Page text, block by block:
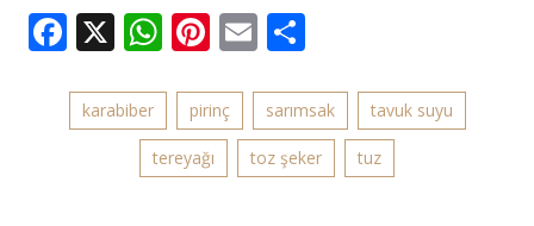
Facebook
X WhatsApp
Pinterest
Email
karabiber pirinç sarımsak tavuk suyu
tereyağı toz şeker tuz